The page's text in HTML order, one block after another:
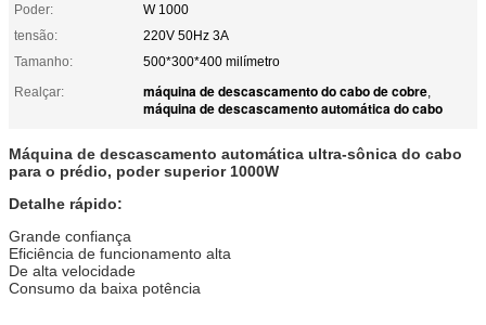
Poder:
W 1000
tensão:
220V 50Hz 3A
Tamanho:
500*300*400 milímetro
Realçar:
máquina de descascamento do cabo de cobre,
máquina de descascamento automática do cabo
Máquina de descascamento automática ultra-sônica do cabo
para o prédio, poder superior 1000W
Detalhe rápido:
Grande confiança
Eficiência de funcionamento alta
De alta velocidade
Consumo da baixa potência